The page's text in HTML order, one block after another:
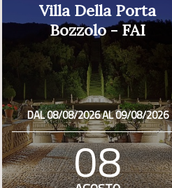
Villa Della Porta
Bozzolo - FAI
DAL 08/08/2026 AL 09/08/2026
08